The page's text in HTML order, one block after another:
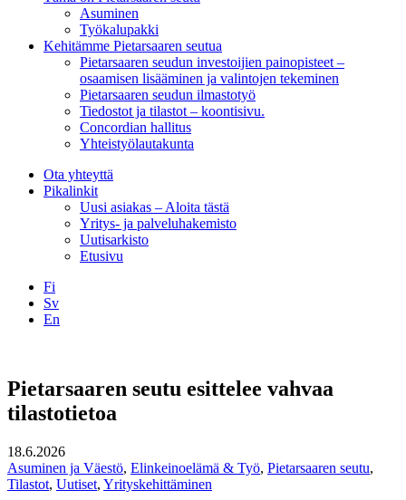
Asuminen
Työkalupakki
Kehitämme Pietarsaaren seutua
Pietarsaaren seudun investoijien painopisteet –
osaamisen lisääminen ja valintojen tekeminen
Pietarsaaren seudun ilmastotyö
Tiedostot ja tilastot – koontisivu.
Concordian hallitus
Yhteistyölautakunta
Ota yhteyttä
Pikalinkit
Uusi asiakas – Aloita tästä
Yritys- ja palveluhakemisto
Uutisarkisto
Etusivu
Fi
Sv
En
Pietarsaaren seutu esittelee vahvaa
tilastotietoa
18.6.2026
Asuminen ja Väestö, Elinkeinoelämä & Työ, Pietarsaaren seutu,
Tilastot, Uutiset, Yrityskehittäminen